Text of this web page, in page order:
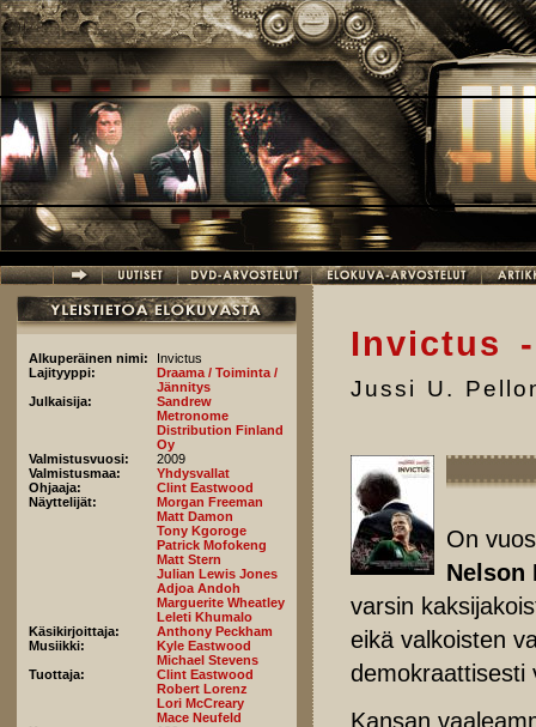
Hyppää pääsisältöön
Alkuperäinen nimi:
Invictus
Lajityyppi:
Draama / Toiminta /
Jännitys
Julkaisija:
Sandrew
Metronome
Distribution Finland
Oy
Valmistusvuosi:
2009
Valmistusmaa:
Yhdysvallat
Ohjaaja:
Clint Eastwood
Näyttelijät:
Morgan Freeman
Matt Damon
Tony Kgoroge
Patrick Mofokeng
Matt Stern
Julian Lewis Jones
Adjoa Andoh
Marguerite Wheatley
Leleti Khumalo
Käsikirjoittaja:
Anthony Peckham
Musiikki:
Kyle Eastwood
Michael Stevens
Tuottaja:
Clint Eastwood
Robert Lorenz
Lori McCreary
Mace Neufeld
Invictus
Jussi U.
On
Nelson
varsin
eikä valkoisten
demokraattisesti
Kansan